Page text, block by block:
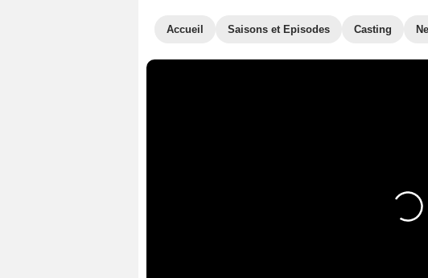
Accueil Saisons et Episodes Casting